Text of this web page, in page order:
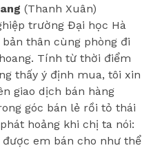
(Thanh Xuân)
trường Đại học Hà
thân cùng phòng đi
Tính từ thời điểm
thấy ý định mua, tôi xin
giao dịch bán hàng
góc bán lẻ rồi tỏ thái
hoảng khi chị ta nói:
em bán cho như thể